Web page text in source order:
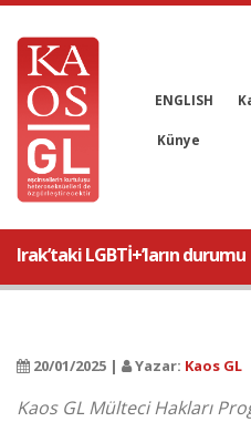
ENGLISH
Künye
Irak’taki LGBTİ+’ların durumu
20/01/2025 | Yazar: Kaos GL
Kaos GL Mülteci Hakları